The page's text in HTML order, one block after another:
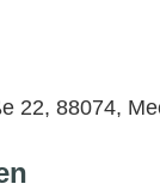
22, 88074,